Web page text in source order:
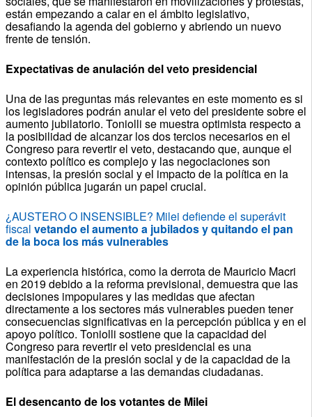
están empezando a calar en el ámbito legislativo,
desafiando la agenda del gobierno y abriendo un nuevo
frente de tensión.
Expectativas de anulación del veto presidencial
Una de las preguntas más relevantes en este momento es si
los legisladores podrán anular el veto del presidente sobre el
aumento jubilatorio. Toniolli se muestra optimista respecto a
la posibilidad de alcanzar los dos tercios necesarios en el
Congreso para revertir el veto, destacando que, aunque el
contexto político es complejo y las negociaciones son
intensas, la presión social y el impacto de la política en la
opinión pública jugarán un papel crucial.
¿AUSTERO O INSENSIBLE? Milei defiende el superávit
fiscal vetando el aumento a jubilados y quitando el pan
de la boca los más vulnerables
La experiencia histórica, como la derrota de Mauricio Macri
en 2019 debido a la reforma previsional, demuestra que las
decisiones impopulares y las medidas que afectan
directamente a los sectores más vulnerables pueden tener
consecuencias significativas en la percepción pública y en el
apoyo político. Toniolli sostiene que la capacidad del
Congreso para revertir el veto presidencial es una
manifestación de la presión social y de la capacidad de la
política para adaptarse a las demandas ciudadanas.
El desencanto de los votantes de Milei